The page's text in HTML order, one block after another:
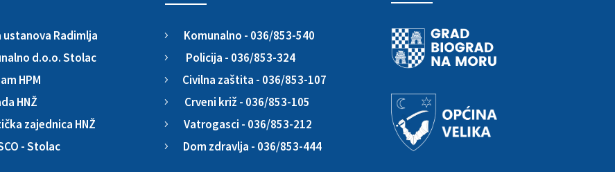
ustanova Radimlja
d.o.o. Stolac
HPM
HNŽ
zajednica HNŽ
- Stolac
5 Komunalno - 036/853-540
5 Policija - 036/853-324
5 Civilna zaštita - 036/853-107
5 Crveni križ - 036/853-105
5 Vatrogasci - 036/853-212
5 Dom zdravlja - 036/853-444